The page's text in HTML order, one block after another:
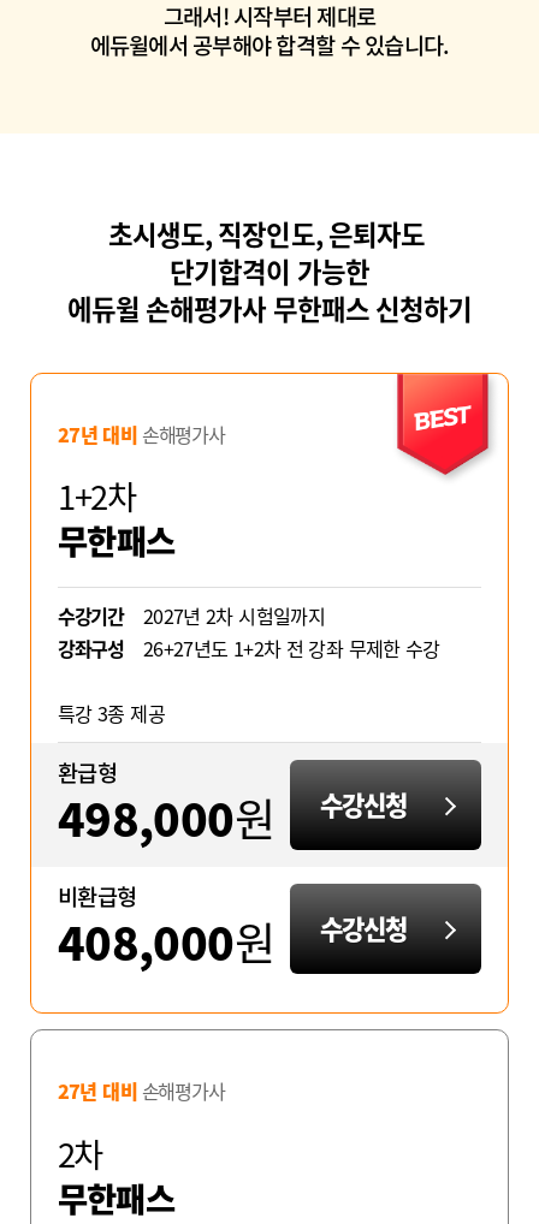
그래서! 시작부터 제대로
에듀윌에서 공부해야 합격할 수 있습니다.
초시생도, 직장인도, 은퇴자도
단기합격이 가능한
에듀윌 손해평가사 무한패스 신청하기
27년 대비손해평가사
1+2차
무한패스
수강기간
2027년 2차 시험일까지
강좌구성
26+27년도 1+2차 전 강좌 무제한 수강
특강 3종 제공
환급형
498,000원 수강신청
비환급형
408,000원 수강신청
27년 대비손해평가사
2차
무한패스